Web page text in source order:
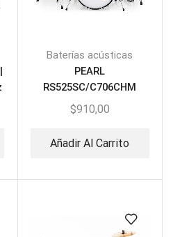
Baterías acústicas
PEARL
RS525SC/C706CHM
Charc Metallic | Batería
$910,00
Añadir Al Carrito